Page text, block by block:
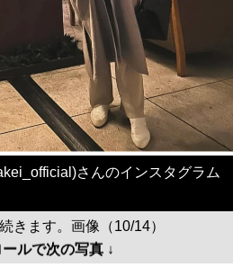
さんのインスタグラム
きます。画像（10/14）
ールで次の写真 ↓